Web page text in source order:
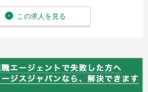
この求人を見る